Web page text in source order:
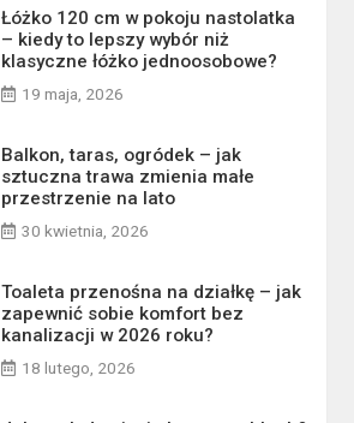
Łóżko 120 cm w pokoju nastolatka
– kiedy to lepszy wybór niż
klasyczne łóżko jednoosobowe?
19 maja, 2026
Balkon, taras, ogródek – jak
sztuczna trawa zmienia małe
przestrzenie na lato
30 kwietnia, 2026
Toaleta przenośna na działkę – jak
zapewnić sobie komfort bez
kanalizacji w 2026 roku?
18 lutego, 2026